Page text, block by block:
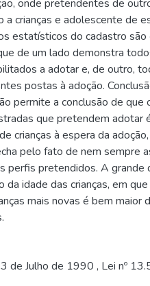
onde pretendentes de
a crianças e adolescente de
estatísticos do cadastro são
de um lado demonstra
a adotar e, de outro,
postas à adoção.
permite a conclusão de que
que pretendem adotar
crianças à espera da
pelo fato de nem sempre
perfis pretendidos. A grande
da idade das crianças, em que
mais novas é bem maior
de Julho de 1990 , Lei nº